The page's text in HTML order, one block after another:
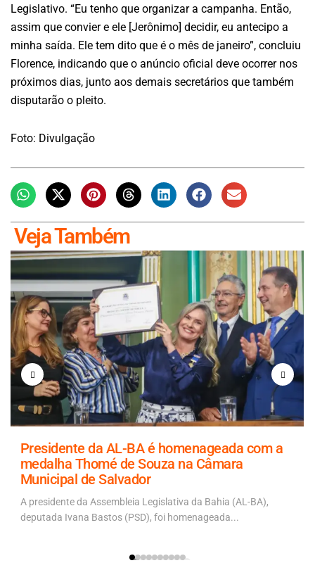
Legislativo. “Eu tenho que organizar a campanha. Então,
assim que convier e ele [Jerônimo] decidir, eu antecipo a
minha saída. Ele tem dito que é o mês de janeiro”, concluiu
Florence, indicando que o anúncio oficial deve ocorrer nos
próximos dias, junto aos demais secretários que também
disputarão o pleito.
Foto: Divulgação
Veja Também
Presidente da AL-BA é homenageada com a
medalha Thomé de Souza na Câmara
Municipal de Salvador
A presidente da Assembleia Legislativa da Bahia (AL-BA),
deputada Ivana Bastos (PSD), foi homenageada...